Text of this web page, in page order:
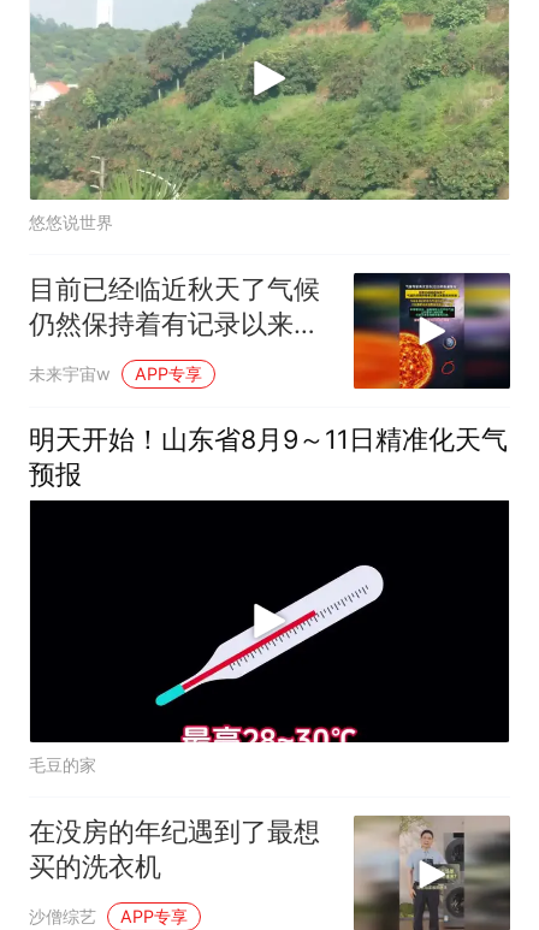
悠悠说世界
目前已经临近秋天了气候
仍然保持着有记录以来最
热的状态！
未来宇宙w APP专享
明天开始！山东省8月9～11日精准化天气
预报
毛豆的家
在没房的年纪遇到了最想
买的洗衣机
沙僧综艺 APP专享